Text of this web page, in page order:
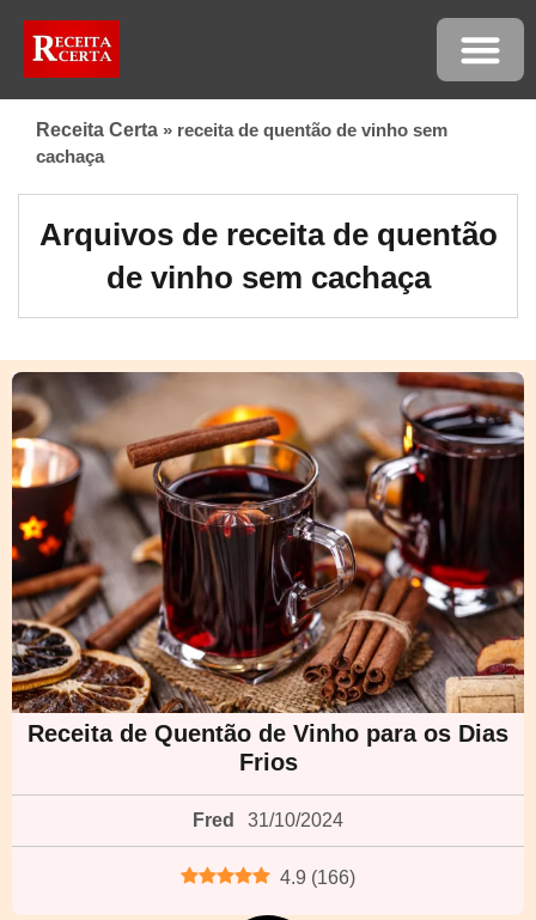
Receita Certa » receita de quentão de vinho sem
cachaça
Arquivos de receita de quentão
de vinho sem cachaça
Receita de Quentão de Vinho para os Dias
Frios
Fred 31/10/2024
4.9 (166)